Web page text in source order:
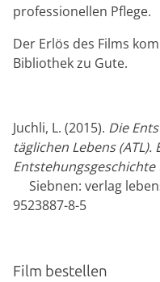
professionellen Pflege.
Der Erlös des Films
Bibliothek zu Gute.
Juchli, L. (2015). Die
täglichen Lebens (ATL).
Siebnen: verlag
9523887-8-5
Film bestellen